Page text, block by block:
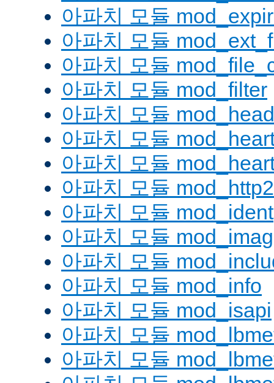
아파치 모듈
아파치 모듈
아파치 모듈
아파치 모듈 mod_filter
아파치 모듈
아파치 모듈
아파치 모듈
아파치 모듈 mod_http2
아파치 모듈 mod_ident
아파치 모듈
아파치 모듈
아파치 모듈 mod_info
아파치 모듈 mod_isapi
아파치 모듈
아파치 모듈